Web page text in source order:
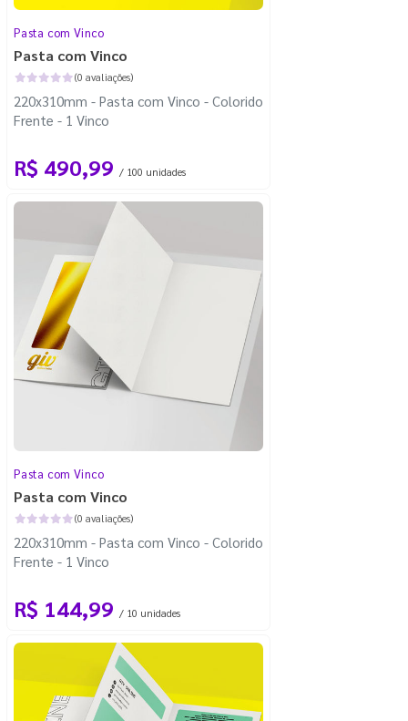
Pasta com Vinco
Pasta com Vinco
(0 avaliações)
220x310mm - Pasta com Vinco - Colorido
Frente - 1 Vinco
R$ 490,99 / 100 unidades
Pasta com Vinco
Pasta com Vinco
(0 avaliações)
220x310mm - Pasta com Vinco - Colorido
Frente - 1 Vinco
R$ 144,99 / 10 unidades